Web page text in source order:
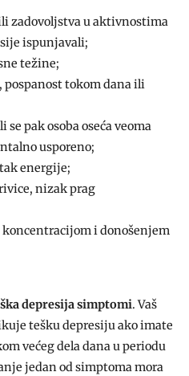
zadovoljstva u aktivnostima
ispunjavali;
težine;
pospanost tokom dana ili
pak osoba oseća veoma
usporeno;
energije;
nizak prag
koncentracijom i donošenjem
depresija simptomi. Vaš
tešku depresiju ako imate
većeg dela dana u periodu
jedan od simptoma mora